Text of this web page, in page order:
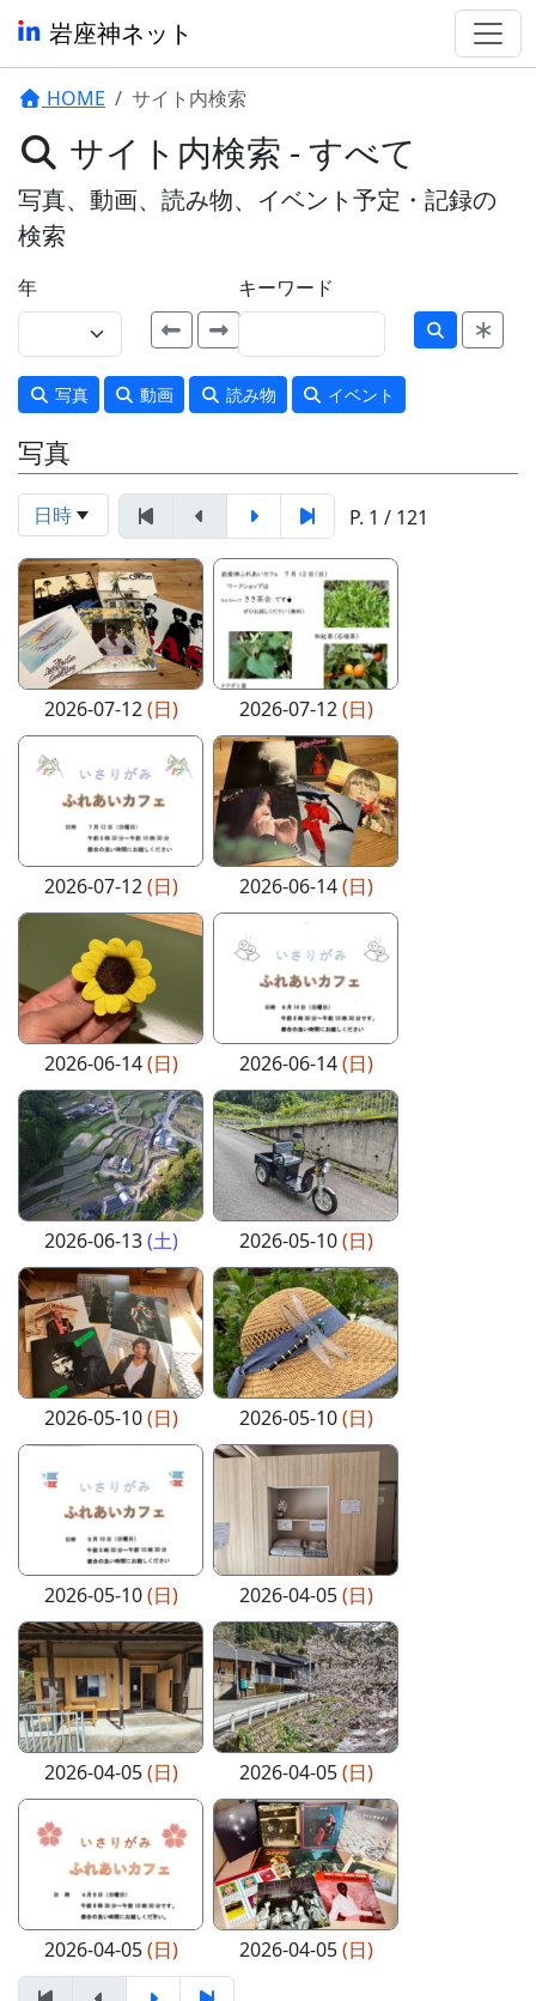
岩座神ネット
HOME サイト内検索
サイト内検索 - すべて
写真、動画、読み物、イベント予定・記録の
検索
年 キーワード
写真 動画 読み物 イベント
写真
日時 P. 1 / 121
2026-07-12(日) 2026-07-12(日)
2026-07-12(日) 2026-06-14(日)
2026-06-14(日) 2026-06-14(日)
2026-06-13(土) 2026-05-10(日)
2026-05-10(日) 2026-05-10(日)
2026-05-10(日) 2026-04-05(日)
2026-04-05(日) 2026-04-05(日)
2026-04-05(日) 2026-04-05(日)